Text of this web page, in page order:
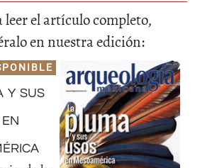
leer el artículo completo,
en nuestra edición:
y sus